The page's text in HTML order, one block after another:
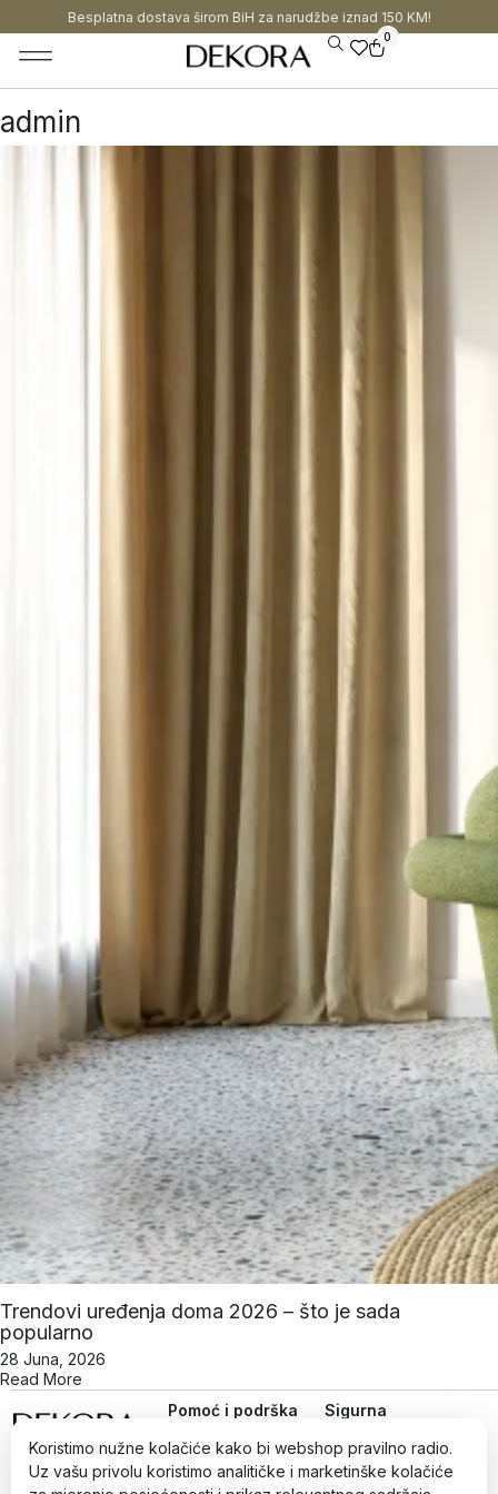
Besplatna dostava širom BiH za narudžbe iznad 150 KM!
0
admin
Trendovi uređenja doma 2026 – što je sada
popularno
28 Juna, 2026
Read More
Iz ljubavi prema dizajnu,
od 2022.
Pomoć i podrška
Politika privatnosti
Načini plaćanja i
Sigurna
kupovina
Koristimo nužne kolačiće kako bi webshop pravilno radio.
Uz vašu privolu koristimo analitičke i marketinške kolačiće